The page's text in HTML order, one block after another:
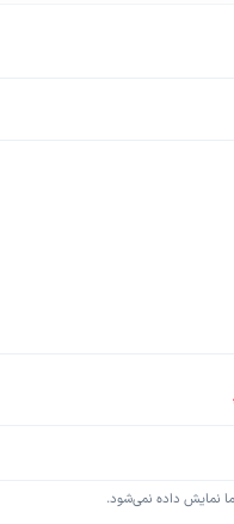
نمایش داده نمی‌شود.